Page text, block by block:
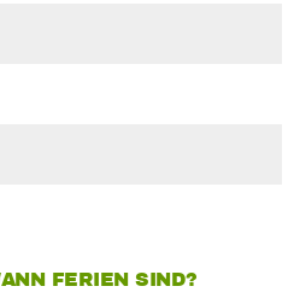
FERIEN SIND?